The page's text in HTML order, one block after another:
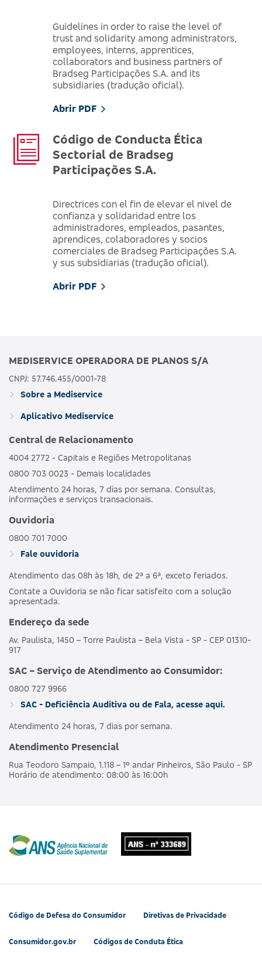
Guidelines in order to raise the level of
trust and solidarity among administrators,
employees, interns, apprentices,
collaborators and business partners of
Bradseg Participações S.A. and its
subsidiaries (tradução oficial).
Abrir PDF
Código de Conducta Ética
Sectorial de Bradseg
Participações S.A.
Directrices con el fin de elevar el nivel de
confianza y solidaridad entre los
administradores, empleados, pasantes,
aprendices, colaboradores y socios
comerciales de Bradseg Participações S.A.
y sus subsidiarias (tradução oficial).
Abrir PDF
MEDISERVICE OPERADORA DE PLANOS S/A
CNPJ: 57.746.455/0001-78
Sobre a Mediservice
Aplicativo Mediservice
Central de Relacionamento
4004 2772 - Capitais e Regiões Metropolitanas
0800 703 0023 - Demais localidades
Atendimento 24 horas, 7 dias por semana. Consultas,
informações e serviços transacionais.
Ouvidoria
0800 701 7000
Fale ouvidoria
Atendimento das 08h às 18h, de 2ª a 6ª, exceto feriados.
Contate a Ouvidoria se não ficar satisfeito com a solução
apresentada.
Endereço da sede
Av. Paulista, 1450 – Torre Paulista – Bela Vista - SP - CEP 01310-
917
SAC – Serviço de Atendimento ao Consumidor:
0800 727 9966
SAC - Deficiência Auditiva ou de Fala, acesse aqui.
Atendimento 24 horas, 7 dias por semana.
Atendimento Presencial
Rua Teodoro Sampaio, 1.118 – 1º andar Pinheiros, São Paulo - SP
Horário de atendimento: 08:00 às 16:00h
Código de Defesa do Consumidor Diretivas de Privacidade
Consumidor.gov.br Códigos de Conduta Ética